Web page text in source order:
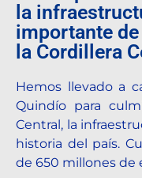
la
importante
la Cordillera
Hemos llevado a
Quindío para
Central, la
historia del país.
de 650 millones de